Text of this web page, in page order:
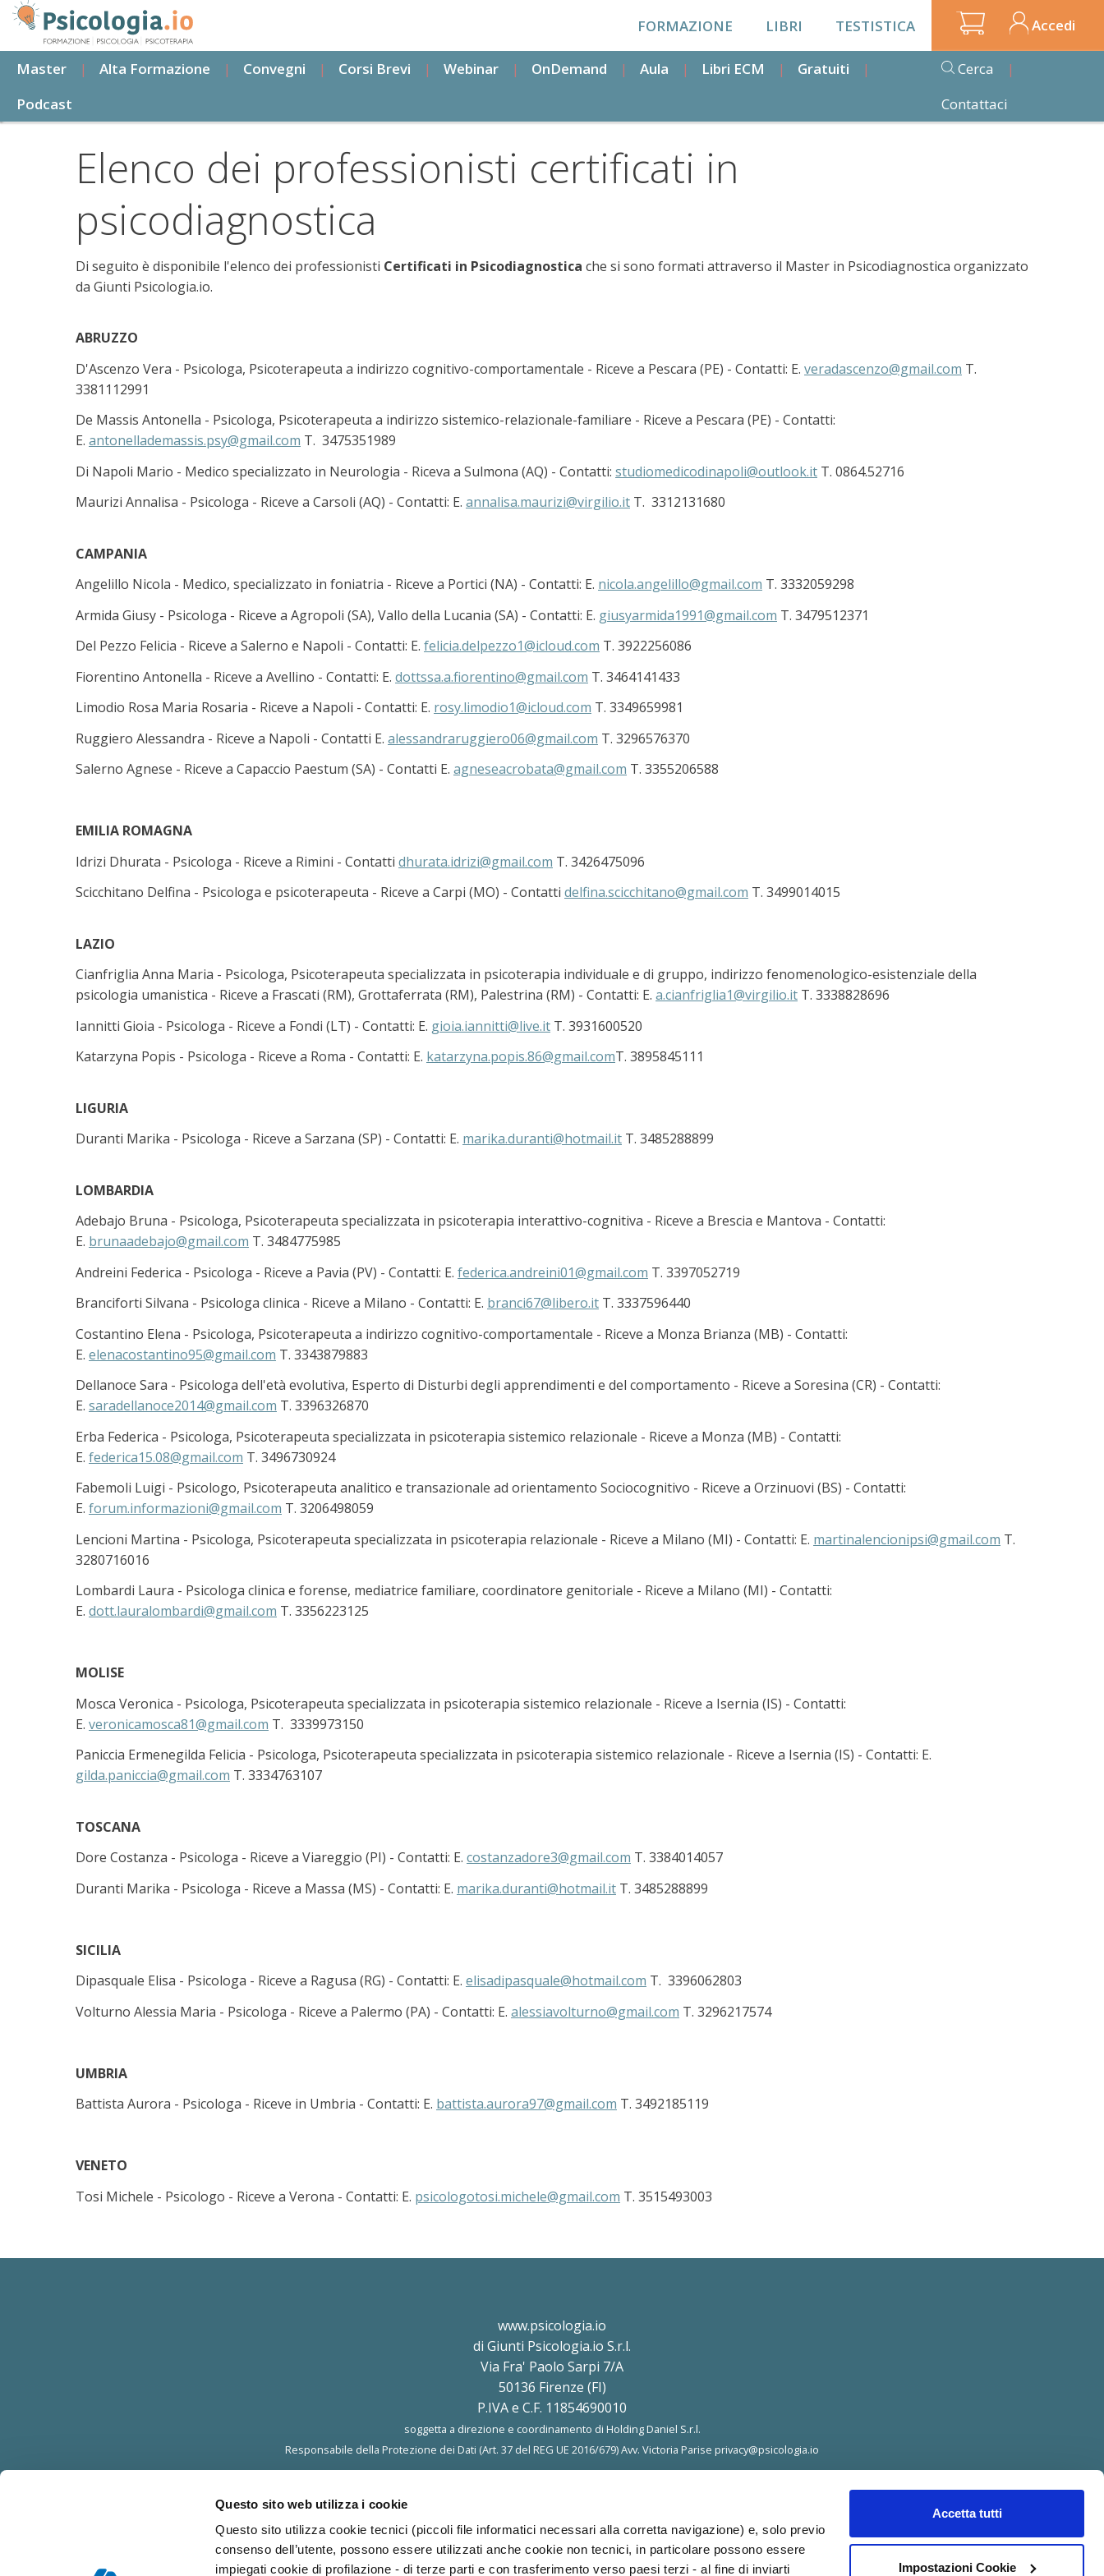
Questo sito web utilizza i cookie
Questo sito utilizza cookie tecnici (piccoli file informatici necessari alla corretta navigazione) e, solo previo
consenso dell’utente, possono essere utilizzati anche cookie non tecnici, in particolare possono essere
impiegati cookie di profilazione - di terze parti e con trasferimento verso paesi terzi - al fine di inviarti
Accetta tutti
Impostazioni Cookie
Salta
contenuto
principale
FORMAZIONE LIBRI TESTISTICA Accedi
Master Alta Formazione Convegni Corsi Brevi Webinar OnDemand Aula Libri ECM
Gratuiti
Podcast
Cerca
Contattaci
Elenco dei professionisti certificati in
psicodiagnostica
Di seguito è disponibile l'elenco dei professionisti Certificati in Psicodiagnostica che si sono formati attraverso il Master in Psicodiagnostica organizzato
da Giunti Psicologia.io.
ABRUZZO
D'Ascenzo Vera - Psicologa, Psicoterapeuta a indirizzo cognitivo-comportamentale - Riceve a Pescara (PE) - Contatti: E. veradascenzo@gmail.com T.
3381112991
De Massis Antonella - Psicologa, Psicoterapeuta a indirizzo sistemico-relazionale-familiare - Riceve a Pescara (PE) - Contatti:
E. antonellademassis.psy@gmail.com T. 3475351989
Di Napoli Mario - Medico specializzato in Neurologia - Riceva a Sulmona (AQ) - Contatti: studiomedicodinapoli@outlook.it T. 0864.52716
Maurizi Annalisa - Psicologa - Riceve a Carsoli (AQ) - Contatti: E. annalisa.maurizi@virgilio.it T. 3312131680
CAMPANIA
Angelillo Nicola - Medico, specializzato in foniatria - Riceve a Portici (NA) - Contatti: E. nicola.angelillo@gmail.com T. 3332059298
Armida Giusy - Psicologa - Riceve a Agropoli (SA), Vallo della Lucania (SA) - Contatti: E. giusyarmida1991@gmail.com T. 3479512371
Del Pezzo Felicia - Riceve a Salerno e Napoli - Contatti: E. felicia.delpezzo1@icloud.com T. 3922256086
Fiorentino Antonella - Riceve a Avellino - Contatti: E. dottssa.a.fiorentino@gmail.com T. 3464141433
Limodio Rosa Maria Rosaria - Riceve a Napoli - Contatti: E. rosy.limodio1@icloud.com T. 3349659981
Ruggiero Alessandra - Riceve a Napoli - Contatti E. alessandraruggiero06@gmail.com T. 3296576370
Salerno Agnese - Riceve a Capaccio Paestum (SA) - Contatti E. agneseacrobata@gmail.com T. 3355206588
EMILIA ROMAGNA
Idrizi Dhurata - Psicologa - Riceve a Rimini - Contatti dhurata.idrizi@gmail.com T. 3426475096
Scicchitano Delfina - Psicologa e psicoterapeuta - Riceve a Carpi (MO) - Contatti delfina.scicchitano@gmail.com T. 3499014015
LAZIO
Cianfriglia Anna Maria - Psicologa, Psicoterapeuta specializzata in psicoterapia individuale e di gruppo, indirizzo fenomenologico-esistenziale della
psicologia umanistica - Riceve a Frascati (RM), Grottaferrata (RM), Palestrina (RM) - Contatti: E. a.cianfriglia1@virgilio.it T. 3338828696
Iannitti Gioia - Psicologa - Riceve a Fondi (LT) - Contatti: E. gioia.iannitti@live.it T. 3931600520
Katarzyna Popis - Psicologa - Riceve a Roma - Contatti: E. katarzyna.popis.86@gmail.comT. 3895845111
LIGURIA
Duranti Marika - Psicologa - Riceve a Sarzana (SP) - Contatti: E. marika.duranti@hotmail.it T. 3485288899
LOMBARDIA
Adebajo Bruna - Psicologa, Psicoterapeuta specializzata in psicoterapia interattivo-cognitiva - Riceve a Brescia e Mantova - Contatti:
E. brunaadebajo@gmail.com T. 3484775985
Andreini Federica - Psicologa - Riceve a Pavia (PV) - Contatti: E. federica.andreini01@gmail.com T. 3397052719
Branciforti Silvana - Psicologa clinica - Riceve a Milano - Contatti: E. branci67@libero.it T. 3337596440
Costantino Elena - Psicologa, Psicoterapeuta a indirizzo cognitivo-comportamentale - Riceve a Monza Brianza (MB) - Contatti:
E. elenacostantino95@gmail.com T. 3343879883
Dellanoce Sara - Psicologa dell'età evolutiva, Esperto di Disturbi degli apprendimenti e del comportamento - Riceve a Soresina (CR) - Contatti:
E. saradellanoce2014@gmail.com T. 3396326870
Erba Federica - Psicologa, Psicoterapeuta specializzata in psicoterapia sistemico relazionale - Riceve a Monza (MB) - Contatti:
E. federica15.08@gmail.com T. 3496730924
Fabemoli Luigi - Psicologo, Psicoterapeuta analitico e transazionale ad orientamento Sociocognitivo - Riceve a Orzinuovi (BS) - Contatti:
E. forum.informazioni@gmail.com T. 3206498059
Lencioni Martina - Psicologa, Psicoterapeuta specializzata in psicoterapia relazionale - Riceve a Milano (MI) - Contatti: E. martinalencionipsi@gmail.com T.
3280716016
Lombardi Laura - Psicologa clinica e forense, mediatrice familiare, coordinatore genitoriale - Riceve a Milano (MI) - Contatti:
E. dott.lauralombardi@gmail.com T. 3356223125
MOLISE
Mosca Veronica - Psicologa, Psicoterapeuta specializzata in psicoterapia sistemico relazionale - Riceve a Isernia (IS) - Contatti:
E. veronicamosca81@gmail.com T. 3339973150
Paniccia Ermenegilda Felicia - Psicologa, Psicoterapeuta specializzata in psicoterapia sistemico relazionale - Riceve a Isernia (IS) - Contatti: E.
gilda.paniccia@gmail.com T. 3334763107
TOSCANA
Dore Costanza - Psicologa - Riceve a Viareggio (PI) - Contatti: E. costanzadore3@gmail.com T. 3384014057
Duranti Marika - Psicologa - Riceve a Massa (MS) - Contatti: E. marika.duranti@hotmail.it T. 3485288899
SICILIA
Dipasquale Elisa - Psicologa - Riceve a Ragusa (RG) - Contatti: E. elisadipasquale@hotmail.com T. 3396062803
Volturno Alessia Maria - Psicologa - Riceve a Palermo (PA) - Contatti: E. alessiavolturno@gmail.com T. 3296217574
UMBRIA
Battista Aurora - Psicologa - Riceve in Umbria - Contatti: E. battista.aurora97@gmail.com T. 3492185119
VENETO
Tosi Michele - Psicologo - Riceve a Verona - Contatti: E. psicologotosi.michele@gmail.com T. 3515493003
www.psicologia.io
di Giunti Psicologia.io S.r.l.
Via Fra' Paolo Sarpi 7/A
50136 Firenze (FI)
P.IVA e C.F. 11854690010
soggetta a direzione e coordinamento di Holding Daniel S.r.l.
Responsabile della Protezione dei Dati (Art. 37 del REG UE 2016/679) Avv. Victoria Parise privacy@psicologia.io